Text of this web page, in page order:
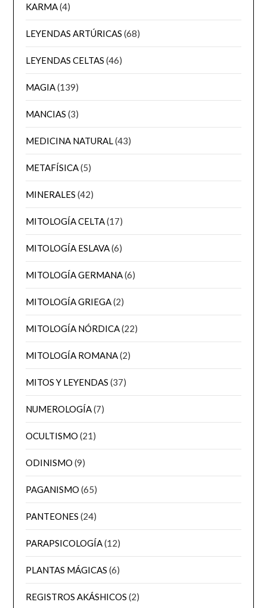
KARMA(4)
LEYENDAS ARTÚRICAS (68)
LEYENDAS CELTAS (46)
MAGIA(139)
MANCIAS (3)
MEDICINA NATURAL(43)
METAFÍSICA(5)
MINERALES (42)
MITOLOGÍA CELTA(17)
MITOLOGÍA ESLAVA(6)
MITOLOGÍA GERMANA(6)
MITOLOGÍA GRIEGA(2)
MITOLOGÍA NÓRDICA(22)
MITOLOGÍA ROMANA(2)
MITOS Y LEYENDAS (37)
NUMEROLOGÍA(7)
OCULTISMO (21)
ODINISMO (9)
PAGANISMO (65)
PANTEONES (24)
PARAPSICOLOGÍA(12)
PLANTAS MÁGICAS (6)
REGISTROS AKÁSHICOS (2)